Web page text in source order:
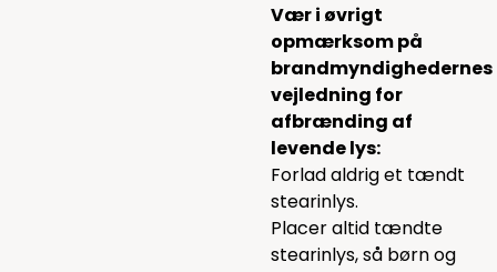
Vær i øvrigt
opmærksom på
brandmyndighedernes
vejledning for
afbrænding af
levende lys:
Forlad aldrig et tændt
stearinlys.
Placer altid tændte
stearinlys, så børn og